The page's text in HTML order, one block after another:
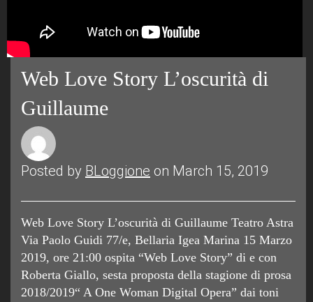
Web Love Story L’oscurità di
Guillaume
Posted by BLoggione on March 15, 2019
Web Love Story L’oscurità di Guillaume Teatro Astra
Via Paolo Guidi 77/e, Bellaria Igea Marina 15 Marzo
2019, ore 21:00 ospita “Web Love Story” di e con
Roberta Giallo, sesta proposta della stagione di prosa
2018/2019“ A One Woman Digital Opera” dai toni